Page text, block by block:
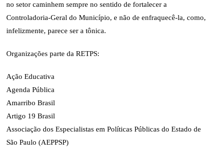
no setor caminhem sempre no sentido de fortalecer a
Controladoria-Geral do Município, e não de enfraquecê-la, como,
infelizmente, parece ser a tônica.
Organizações parte da RETPS:
Ação Educativa
Agenda Pública
Amarribo Brasil
Artigo 19 Brasil
Associação dos Especialistas em Políticas Públicas do Estado de
São Paulo (AEPPSP)